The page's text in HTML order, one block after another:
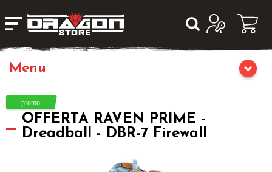
Giochi da Tavolo
Giochi di Ruolo
OFFERTA RAVEN PRIME -
Dreadball - DBR-7 Firewall